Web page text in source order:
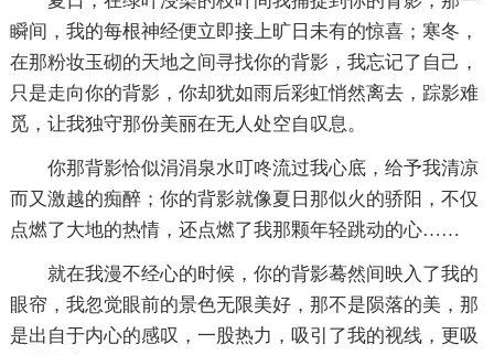
瞬间，我的每根神经便立即接上旷日未有的惊喜；寒冬，
在那粉妆玉砌的天地之间寻找你的背影，我忘记了自己，
只是走向你的背影，你却犹如雨后彩虹悄然离去，踪影难
觅，让我独守那份美丽在无人处空自叹息。
你那背影恰似涓涓泉水叮咚流过我心底，给予我清凉
而又激越的痴醉；你的背影就像夏日那似火的骄阳，不仅
点燃了大地的热情，还点燃了我那颗年轻跳动的心……
就在我漫不经心的时候，你的背影蓦然间映入了我的
眼帘，我忽觉眼前的景色无限美好，那不是陨落的美，那
是出自于内心的感叹，一股热力，吸引了我的视线，更吸